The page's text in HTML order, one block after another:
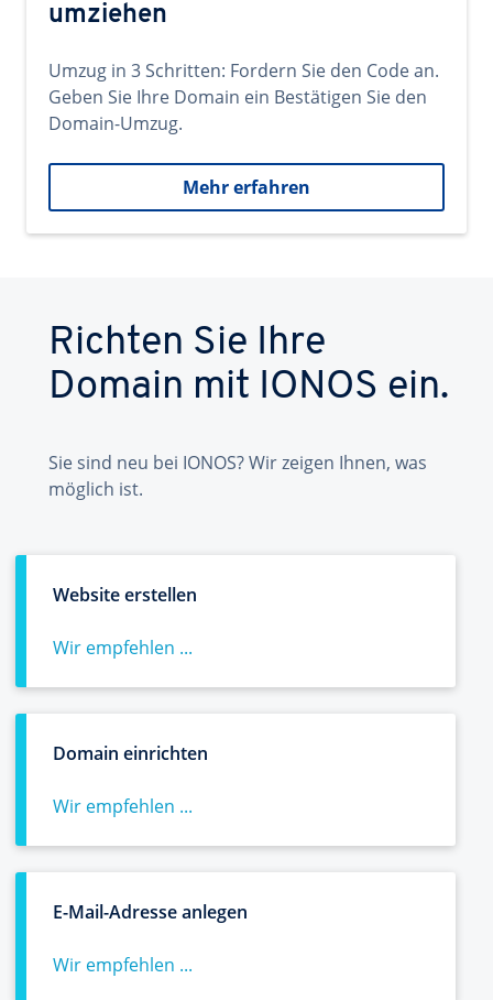
umziehen
Umzug in 3 Schritten: Fordern Sie den Code an.
Geben Sie Ihre Domain ein Bestätigen Sie den
Domain-Umzug.
Mehr erfahren
Richten Sie Ihre
Domain mit IONOS ein.
Sie sind neu bei IONOS? Wir zeigen Ihnen, was
möglich ist.
Website erstellen
Wir empfehlen ...
Domain einrichten
Wir empfehlen ...
E-Mail-Adresse anlegen
Wir empfehlen ...